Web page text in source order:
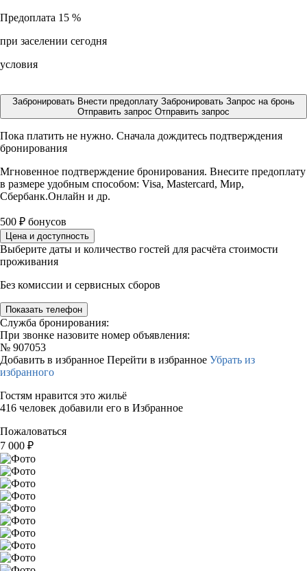
Предоплата 15 %
при заселении сегодня
условия
Забронировать Внести предоплату Забронировать Запрос на бронь
Отправить запрос Отправить запрос
Пока платить не нужно. Сначала дождитесь подтверждения
бронирования
Мгновенное подтверждение бронирования. Внесите предоплату
в размере удобным способом: Visa, Mastercard, Мир,
Сбербанк.Онлайн и др.
500 ₽ бонусов
Цена и доступность
Выберите даты и количество гостей для расчёта стоимости
проживания
Без комиссии и сервисных сборов
Показать телефон
Служба бронирования:
При звонке назовите номер объявления:
№ 907053
Добавить в избранное Перейти в избранное Убрать из
избранного
Гостям нравится это жильё
416 человек добавили его в Избранное
Пожаловаться
7 000 ₽